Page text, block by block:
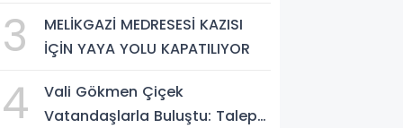
3
MELİKGAZİ MEDRESESİ KAZISI
İÇİN YAYA YOLU KAPATILIYOR
4
Vali Gökmen Çiçek
Vatandaşlarla Buluştu: Talep